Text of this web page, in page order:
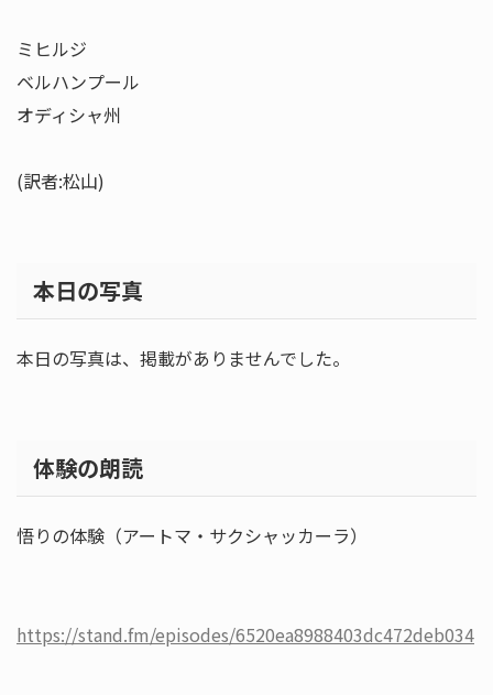
ミヒルジ
ベルハンプール
オディシャ州
(訳者:松山)
本日の写真
本日の写真は、掲載がありませんでした。
体験の朗読
悟りの体験（アートマ・サクシャッカーラ）
https://stand.fm/episodes/6520ea8988403dc472deb034